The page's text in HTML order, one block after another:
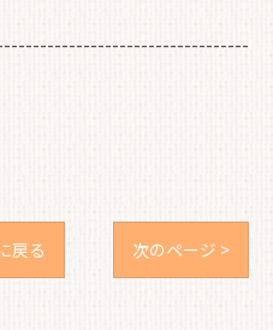
戻る 次のページ >